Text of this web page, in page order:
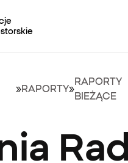
»RAPORTY»
RAPORTY
BIEŻĄCE